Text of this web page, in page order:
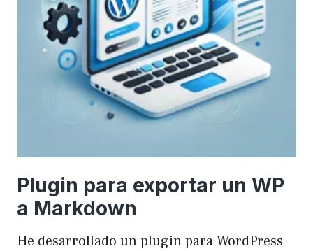
Plugin para exportar un WP
a Markdown
He desarrollado un plugin para WordPress